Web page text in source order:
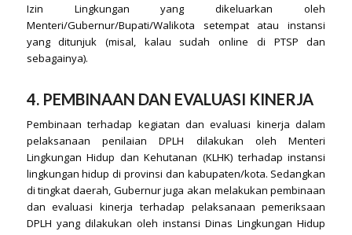
Izin Lingkungan yang dikeluarkan oleh
Menteri/Gubernur/Bupati/Walikota setempat atau instansi
yang ditunjuk (misal, kalau sudah online di PTSP dan
sebagainya).
4. PEMBINAAN DAN EVALUASI KINERJA
Pembinaan terhadap kegiatan dan evaluasi kinerja dalam
pelaksanaan penilaian DPLH dilakukan oleh Menteri
Lingkungan Hidup dan Kehutanan (KLHK) terhadap instansi
lingkungan hidup di provinsi dan kabupaten/kota. Sedangkan
di tingkat daerah, Gubernur juga akan melakukan pembinaan
dan evaluasi kinerja terhadap pelaksanaan pemeriksaan
DPLH yang dilakukan oleh instansi Dinas Lingkungan Hidup